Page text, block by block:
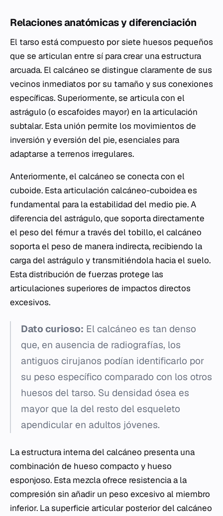
Relaciones anatómicas y diferenciación
El tarso está compuesto por siete huesos pequeños
que se articulan entre sí para crear una estructura
arcuada. El calcáneo se distingue claramente de sus
vecinos inmediatos por su tamaño y sus conexiones
específicas. Superiormente, se articula con el
astrágulo (o escafoides mayor) en la articulación
subtalar. Esta unión permite los movimientos de
inversión y eversión del pie, esenciales para
adaptarse a terrenos irregulares.
Anteriormente, el calcáneo se conecta con el
cuboide. Esta articulación calcáneo-cuboidea es
fundamental para la estabilidad del medio pie. A
diferencia del astrágulo, que soporta directamente
el peso del fémur a través del tobillo, el calcáneo
soporta el peso de manera indirecta, recibiendo la
carga del astrágulo y transmitiéndola hacia el suelo.
Esta distribución de fuerzas protege las
articulaciones superiores de impactos directos
excesivos.
Dato curioso: El calcáneo es tan denso
que, en ausencia de radiografías, los
antiguos cirujanos podían identificarlo por
su peso específico comparado con los otros
huesos del tarso. Su densidad ósea es
mayor que la del resto del esqueleto
apendicular en adultos jóvenes.
La estructura interna del calcáneo presenta una
combinación de hueso compacto y hueso
esponjoso. Esta mezcla ofrece resistencia a la
compresión sin añadir un peso excesivo al miembro
inferior. La superficie articular posterior del calcáneo